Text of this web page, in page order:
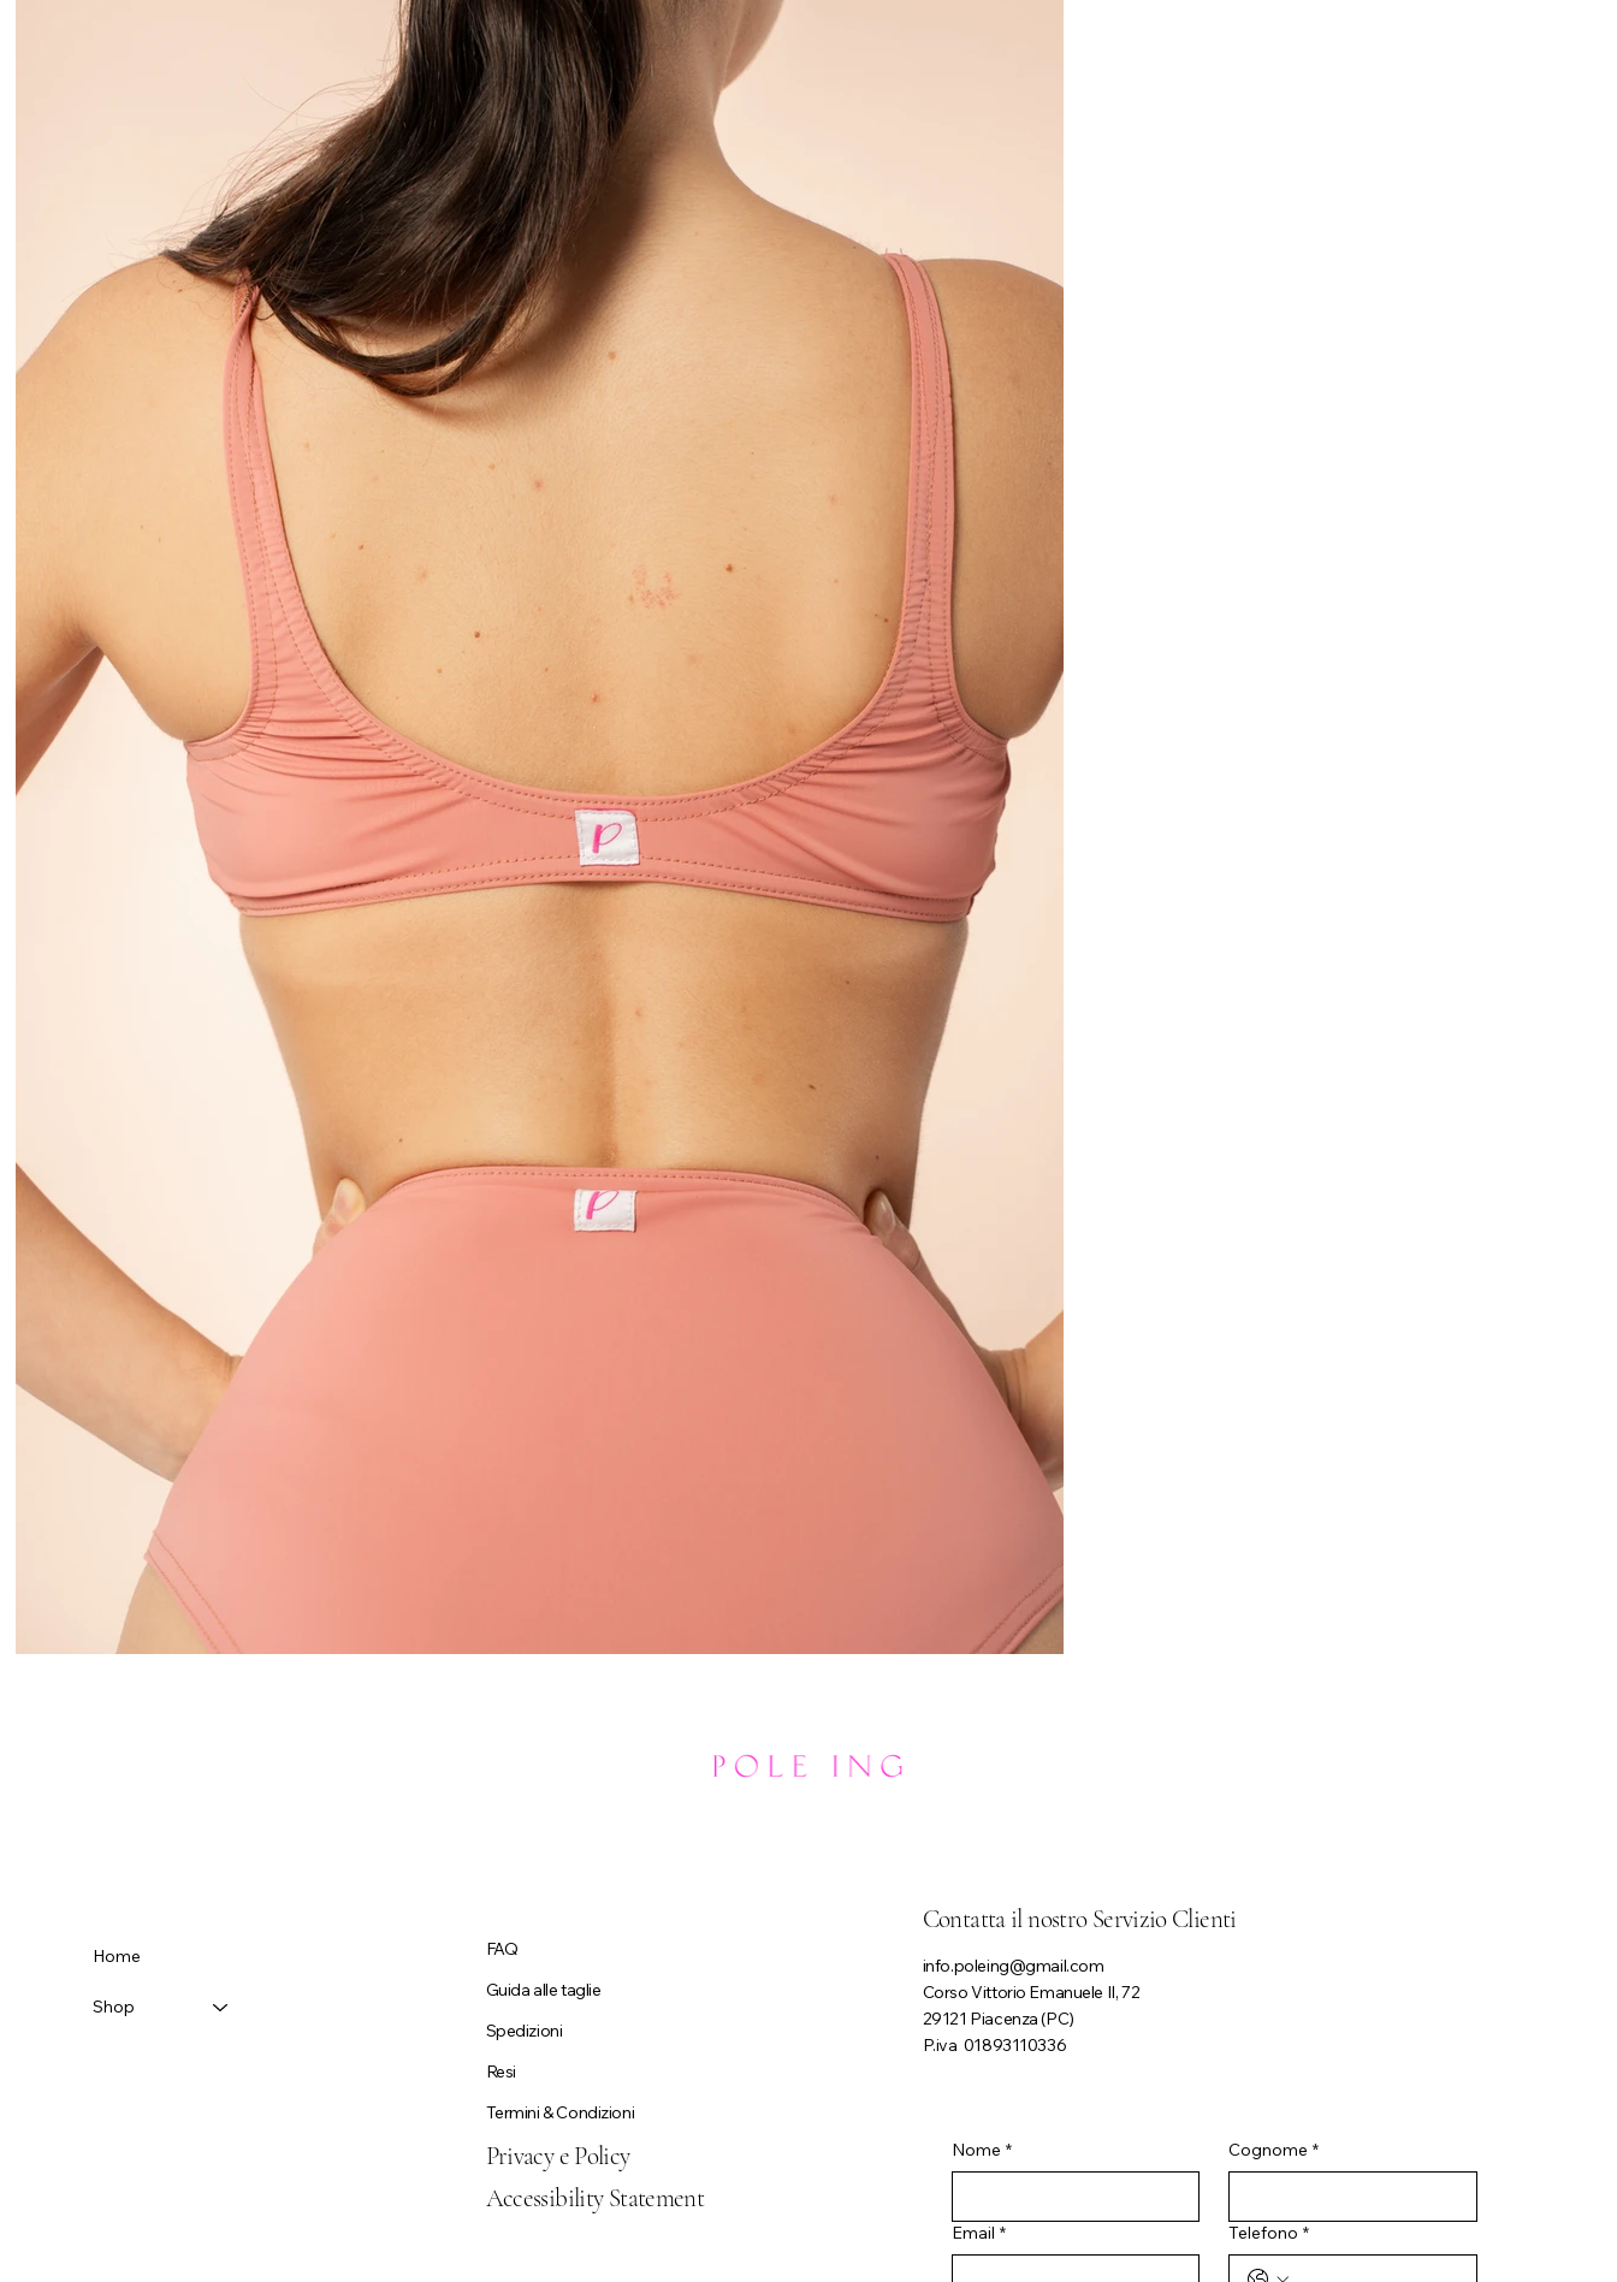
Home
Shop
FAQ
Guida alle taglie
Spedizioni
Resi
Termini & Condizioni
Privacy e Policy
Accessibility Statement
Contatta il nostro Servizio Clienti
info.poleing@gmail.com
Corso Vittorio Emanuele II, 72
29121 Piacenza (PC)
P.iva 01893110336
Nome * Cognome *
Email * Telefono *